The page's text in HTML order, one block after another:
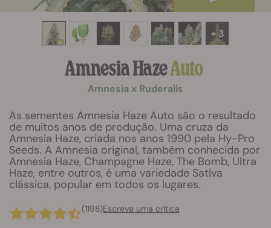
+ 3
Amnesia HazeAuto
Amnesia x Ruderalis
As sementes Amnesia Haze Auto são o resultado
de muitos anos de produção. Uma cruza da
Amnesia Haze, criada nos anos 1990 pela Hy-Pro
Seeds. A Amnesia original, também conhecida por
Amnesia Haze, Champagne Haze, The Bomb, Ultra
Haze, entre outros, é uma variedade Sativa
clássica, popular em todos os lugares.
(1198)Escreva uma crítica